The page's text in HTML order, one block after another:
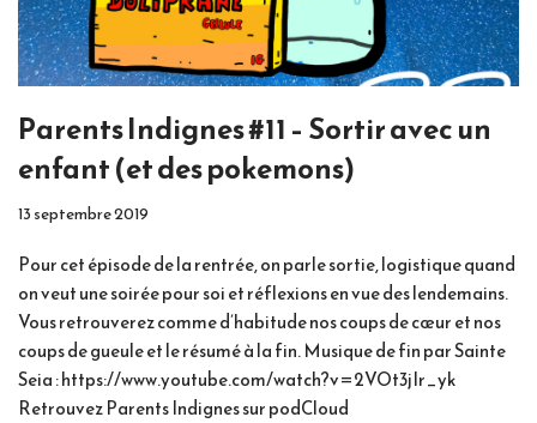
Parents Indignes #11 – Sortir avec un
enfant (et des pokemons)
13 septembre 2019
Pour cet épisode de la rentrée, on parle sortie, logistique quand
on veut une soirée pour soi et réflexions en vue des lendemains.
Vous retrouverez comme d’habitude nos coups de cœur et nos
coups de gueule et le résumé à la fin. Musique de fin par Sainte
Seia : https://www.youtube.com/watch?v=2VOt3jIr_yk
Retrouvez Parents Indignes sur podCloud